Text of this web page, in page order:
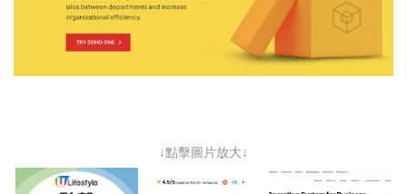
↓點擊圖片放大↓